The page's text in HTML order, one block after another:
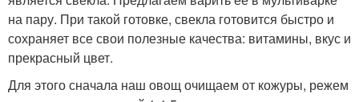
на пару. При такой готовке, свекла готовится быстро и
сохраняет все свои полезные качества: витамины, вкус и
прекрасный цвет.
Для этого сначала наш овощ очищаем от кожуры, режем